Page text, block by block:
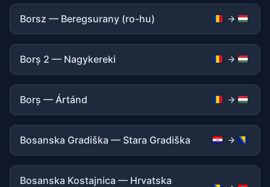
Borsz — Beregsurany (ro-hu)
Borș 2 — Nagykereki
Borș — Ártánd
Bosanska Gradiška — Stara Gradiška
Bosanska Kostajnica — Hrvatska